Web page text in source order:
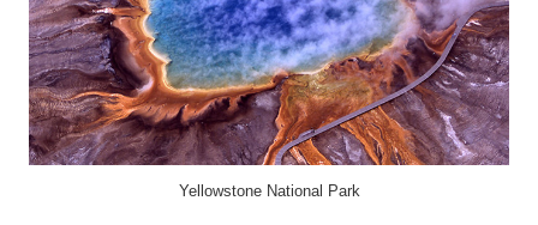
Yellowstone National Park